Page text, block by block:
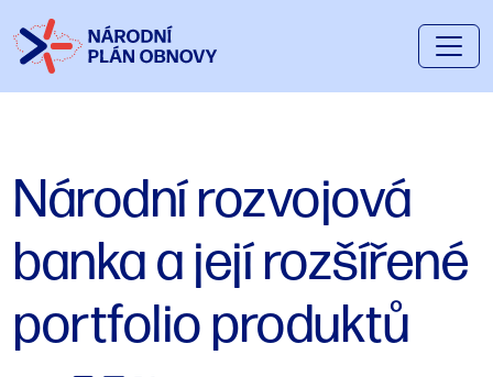
Národní rozvojová
banka a její rozšířené
portfolio produktů